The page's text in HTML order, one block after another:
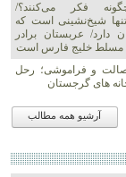
فکر می‌کنند؟/
شیخ‌نشینی است که
دارد/ عربستان برادر
مسلط خلیج فارس است
و فراموشی؛ رحل
های گرجستان
آرشیو همه مطالب